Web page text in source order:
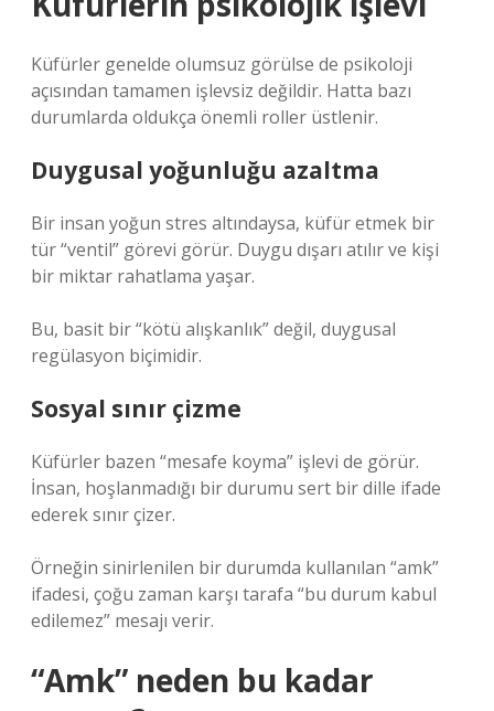
Küfürler genelde olumsuz görülse de psikoloji
açısından tamamen işlevsiz değildir. Hatta bazı
durumlarda oldukça önemli roller üstlenir.
Duygusal yoğunluğu azaltma
Bir insan yoğun stres altındaysa, küfür etmek bir
tür “ventil” görevi görür. Duygu dışarı atılır ve kişi
bir miktar rahatlama yaşar.
Bu, basit bir “kötü alışkanlık” değil, duygusal
regülasyon biçimidir.
Sosyal sınır çizme
Küfürler bazen “mesafe koyma” işlevi de görür.
İnsan, hoşlanmadığı bir durumu sert bir dille ifade
ederek sınır çizer.
Örneğin sinirlenilen bir durumda kullanılan “amk”
ifadesi, çoğu zaman karşı tarafa “bu durum kabul
edilemez” mesajı verir.
“Amk” neden bu kadar